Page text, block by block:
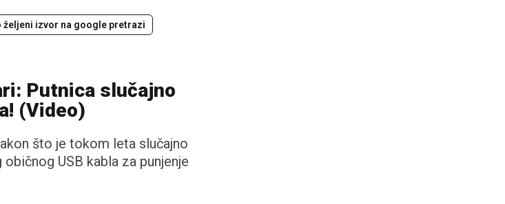
željeni izvor na google pretrazi
Putnica slučajno
(Video)
što je tokom leta slučajno
USB kabla za punjenje